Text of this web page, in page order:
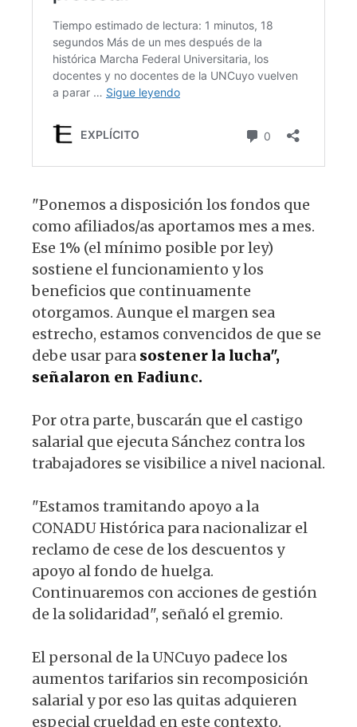
"Ponemos a disposición los fondos que
como afiliados/as aportamos mes a mes.
Ese 1% (el mínimo posible por ley)
sostiene el funcionamiento y los
beneficios que continuamente
otorgamos. Aunque el margen sea
estrecho, estamos convencidos de que se
debe usar para sostener la lucha",
señalaron en Fadiunc.
Por otra parte, buscarán que el castigo
salarial que ejecuta Sánchez contra los
trabajadores se visibilice a nivel nacional.
"Estamos tramitando apoyo a la
CONADU Histórica para nacionalizar el
reclamo de cese de los descuentos y
apoyo al fondo de huelga.
Continuaremos con acciones de gestión
de la solidaridad", señaló el gremio.
El personal de la UNCuyo padece los
aumentos tarifarios sin recomposición
salarial y por eso las quitas adquieren
especial crueldad en este contexto.